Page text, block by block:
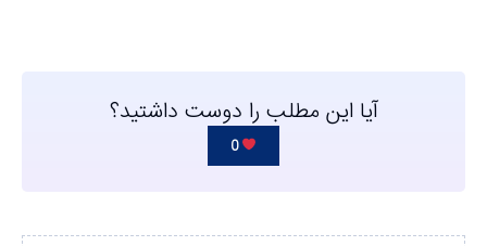
آیا این مطلب را دوست داشتید؟
0